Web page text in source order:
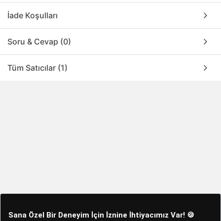
İade Koşulları
Soru & Cevap (0)
Tüm Satıcılar (1)